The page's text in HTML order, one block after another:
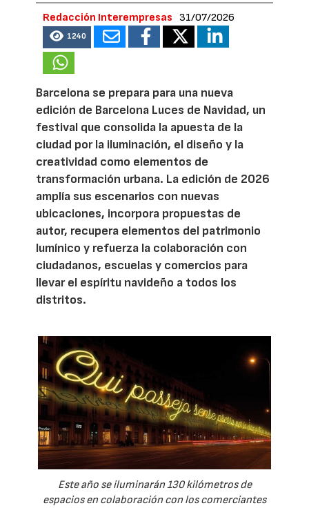
Redacción Interempresas 31/07/2026
1240
Barcelona se prepara para una nueva
edición de Barcelona Luces de Navidad, un
festival que consolida la apuesta de la
ciudad por la iluminación, el diseño y la
creatividad como elementos de
transformación urbana. La edición de 2026
amplía sus escenarios con nuevas
ubicaciones, incorpora propuestas de
autor, recupera elementos del patrimonio
lumínico y refuerza la colaboración con
ciudadanos, escuelas y comercios para
llevar el espíritu navideño a todos los
distritos.
Este año se iluminarán 130 kilómetros de
espacios en colaboración con los comerciantes